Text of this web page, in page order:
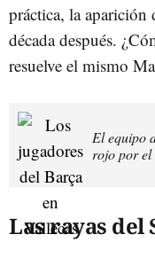
práctica, la aparición
década después.
resuelve el mismo
El equipo
rojo por
Las rayas del